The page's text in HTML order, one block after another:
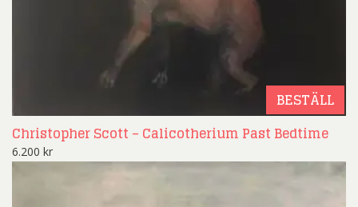
BESTÄLL
Christopher Scott – Calicotherium Past Bedtime
6.200 kr